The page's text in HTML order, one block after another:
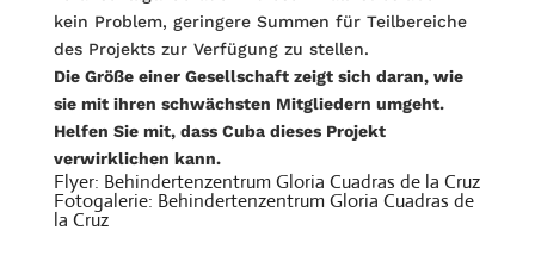
kein Problem, geringere Summen für Teilbereiche
des Projekts zur Verfügung zu stellen.
Die Größe einer Gesellschaft zeigt sich daran, wie
sie mit ihren schwächsten Mitgliedern umgeht.
Helfen Sie mit, dass Cuba dieses Projekt
verwirklichen kann.
Flyer: Behindertenzentrum Gloria Cuadras de la Cruz
Fotogalerie: Behindertenzentrum Gloria Cuadras de
la Cruz